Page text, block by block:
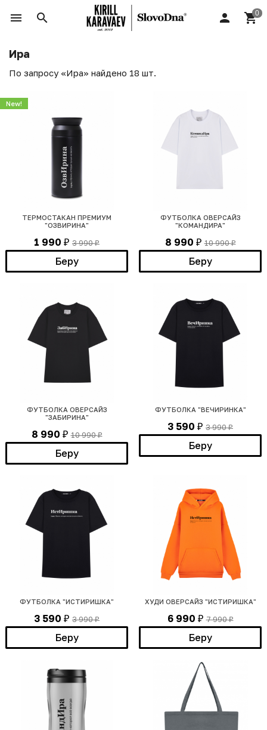
Ира
По запросу «Ира» найдено 18 шт.
ТЕРМОСТАКАН ПРЕМИУМ
"ОЗВИРИНА"
1 990 ₽ 3 990₽
Беру
New!
ФУТБОЛКА ОВЕРСАЙЗ
"КОМАНДИРА"
8 990 ₽ 10 990₽
Беру
ФУТБОЛКА ОВЕРСАЙЗ
"ЗАБИРИНА"
8 990 ₽ 10 990₽
Беру
ФУТБОЛКА "ВЕЧИРИНКА"
3 590 ₽ 3 990₽
Беру
ФУТБОЛКА "ИСТИРИШКА"
3 590 ₽ 3 990₽
Беру
ХУДИ ОВЕРСАЙЗ "ИСТИРИШКА"
6 990 ₽ 7 990₽
Беру